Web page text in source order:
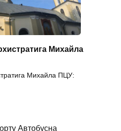
Михайла
Михайла ПЦУ: